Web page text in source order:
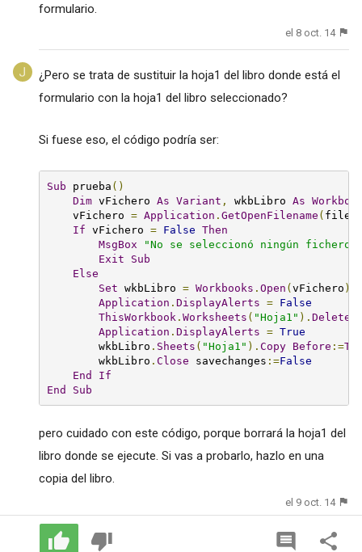
formulario.
el 8 oct. 14
¿Pero se trata de sustituir la hoja1 del libro donde está el
formulario con la hoja1 del libro seleccionado?
Si fuese eso, el código podría ser:
Sub prueba ()
Dim vFichero As Variant , wkbLibro As
vFichero = Application .GetOpenFilename (
If vFichero = False
Then
MsgBox
"No se seleccionó ningún
Exit
Sub
Else
Set wkbLibro = Workbooks .Open (vFichero )
Application .DisplayAlerts = False
ThisWorkbook .Worksheets ( "Hoja1" ).Delete
Application .DisplayAlerts = True
wkbLibro . Sheets ( "Hoja1" ).Copy Before :=
wkbLibro .Close savechanges :=False
End
If
End
Sub
pero cuidado con este código, porque borrará la hoja1 del
libro donde se ejecute. Si vas a probarlo, hazlo en una
copia del libro.
el 9 oct. 14